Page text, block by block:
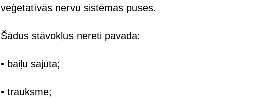
veģetatīvās nervu sistēmas puses.
Šādus stāvokļus nereti pavada:
• baiļu sajūta;
• trauksme;